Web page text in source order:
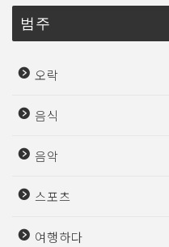
범주
오락
음식
음악
스포츠
여행하다